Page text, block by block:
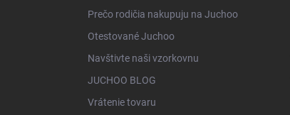
Prečo rodičia nakupuju na Juchoo
Otestované Juchoo
Navštivte naši vzorkovnu
JUCHOO BLOG
Vrátenie tovaru